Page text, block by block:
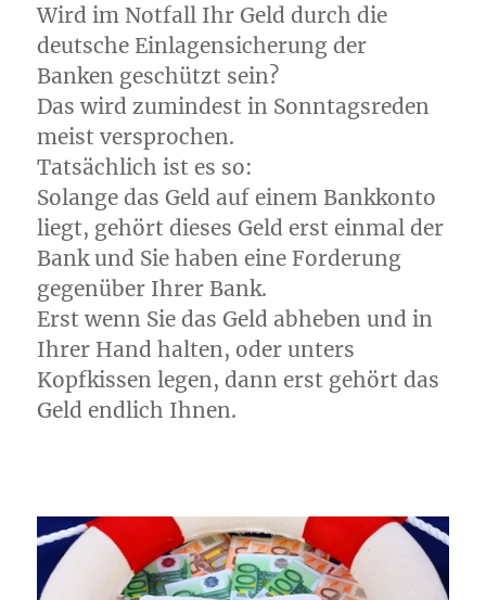
Wird im Notfall Ihr Geld durch die
deutsche Einlagensicherung der
Banken geschützt sein?
Das wird zumindest in Sonntagsreden
meist versprochen.
Tatsächlich ist es so:
Solange das Geld auf einem Bankkonto
liegt, gehört dieses Geld erst einmal der
Bank und Sie haben eine Forderung
gegenüber Ihrer Bank.
Erst wenn Sie das Geld abheben und in
Ihrer Hand halten, oder unters
Kopfkissen legen, dann erst gehört das
Geld endlich Ihnen.